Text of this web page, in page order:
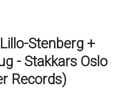
Stenberg +
- Stakkars Oslo
Records)